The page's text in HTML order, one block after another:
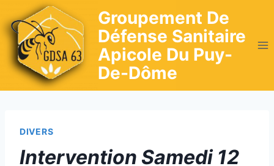
to
content
Groupement De
Défense Sanitaire
Apicole Du Puy-
De-Dôme
DIVERS
Intervention Samedi 12